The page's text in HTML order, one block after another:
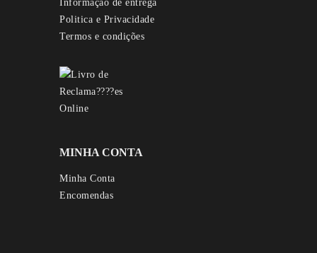
Informação de entrega
Politica e Privacidade
Termos e condições
MINHA CONTA
Minha Conta
Encomendas